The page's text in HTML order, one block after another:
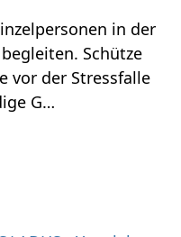
in der
Schütze
vor der Stressfalle
G…